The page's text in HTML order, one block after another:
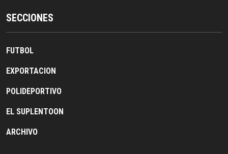
SECCIONES
FUTBOL
EXPORTACION
POLIDEPORTIVO
EL SUPLENTOON
ARCHIVO